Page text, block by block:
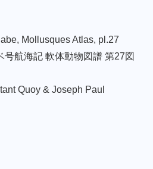
Mollusques Atlas, pl.27
航海記 軟体動物図譜 第27図
Quoy & Joseph Paul